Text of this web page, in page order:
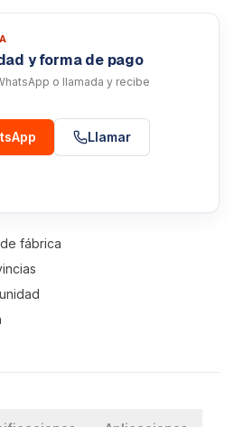
y forma de pago
o llamada y recibe
Llamar
fábrica